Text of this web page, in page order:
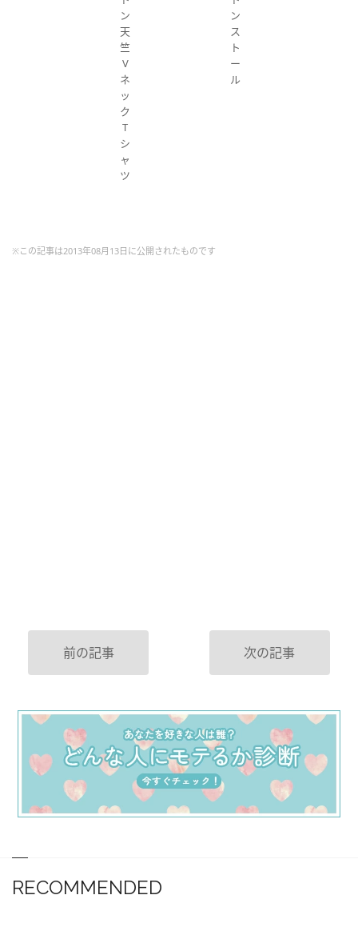
ン
天
竺
V
ネ
ッ
ク
T
シ
ャ
ツ
ン
ス
ト
ー
ル
※この記事は2013年08月13日に公開されたものです
前の記事 次の記事
RECOMMENDED